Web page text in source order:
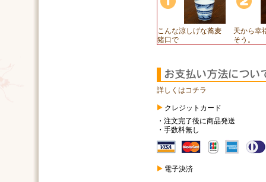
こんな涼しげな蕎麦
猪口で
天から幸
そう。
詳しくはコチラ
クレジットカード
・注文完了後に商品発送
・手数料無し
電子決済